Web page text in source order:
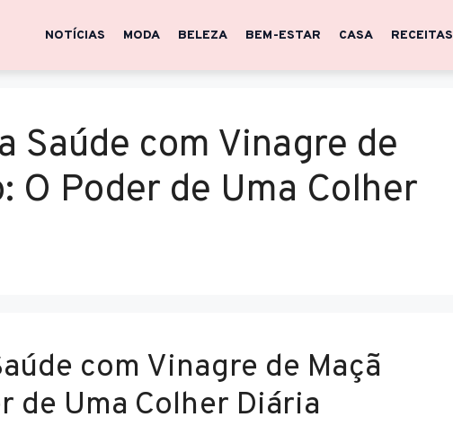
NOTÍCIAS MODA BELEZA BEM-ESTAR CASA RECEITAS
Saúde com Vinagre de
O Poder de Uma Colher
com Vinagre de Maçã
de Uma Colher Diária